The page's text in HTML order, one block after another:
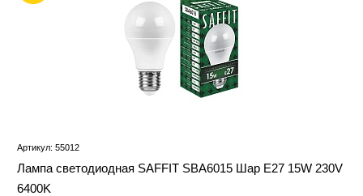
Артикул: 55012
Лампа светодиодная SAFFIT SBA6015 Шар E27 15W 230V
6400K